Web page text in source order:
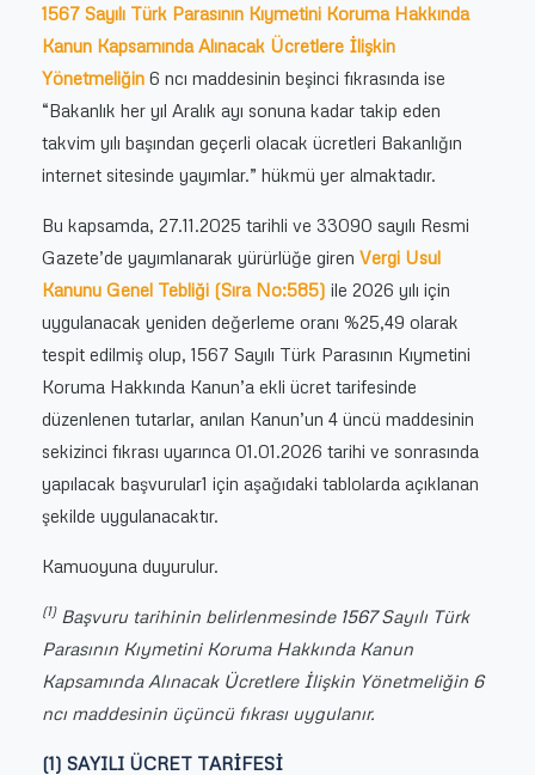
1567 Sayılı Türk Parasının Kıymetini Koruma Hakkında
Kanun Kapsamında Alınacak Ücretlere İlişkin
Yönetmeliğin 6 ncı maddesinin beşinci fıkrasında ise
“Bakanlık her yıl Aralık ayı sonuna kadar takip eden
takvim yılı başından geçerli olacak ücretleri Bakanlığın
internet sitesinde yayımlar.” hükmü yer almaktadır.
Bu kapsamda, 27.11.2025 tarihli ve 33090 sayılı Resmi
Gazete’de yayımlanarak yürürlüğe giren Vergi Usul
Kanunu Genel Tebliği (Sıra No:585) ile 2026 yılı için
uygulanacak yeniden değerleme oranı %25,49 olarak
tespit edilmiş olup, 1567 Sayılı Türk Parasının Kıymetini
Koruma Hakkında Kanun’a ekli ücret tarifesinde
düzenlenen tutarlar, anılan Kanun’un 4 üncü maddesinin
sekizinci fıkrası uyarınca 01.01.2026 tarihi ve sonrasında
yapılacak başvurular1 için aşağıdaki tablolarda açıklanan
şekilde uygulanacaktır.
Kamuoyuna duyurulur.
(1)Başvuru tarihinin belirlenmesinde 1567 Sayılı Türk
Parasının Kıymetini Koruma Hakkında Kanun
Kapsamında Alınacak Ücretlere İlişkin Yönetmeliğin 6
ncı maddesinin üçüncü fıkrası uygulanır.
(1) SAYILI ÜCRET TARİFESİ